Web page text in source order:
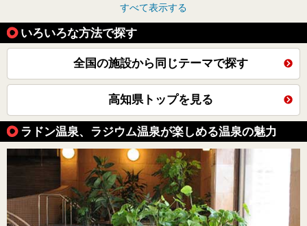
すべて表示する
いろいろな方法で探す
全国の施設から同じテーマで探す
高知県トップを見る
ラドン温泉、ラジウム温泉が楽しめる温泉の魅力